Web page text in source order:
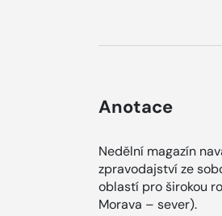
Anotace
Nedělní magazín
zpravodajství ze
oblastí pro širokou
Morava – sever).